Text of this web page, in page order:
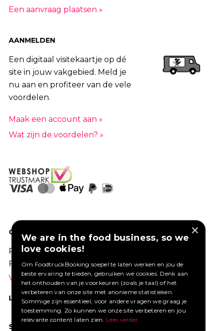
Een aanvraag plaatsen »
AANMELDEN
Een digitaal visitekaartje op dé
site in jouw vakgebied. Meld je
nu aan en profiteer van de vele
voordelen.
Maak een account aan »
Wat zijn de voordelen? »
GOED VERZEKERD ONDERNEMEN?
Profiteer van een aantrekkelijke premie via
Foodtruckbooking.
Vraag een offerte aan.
LIKE ONS OP FACEBOOK
SOCIAL MEDIA
×
We are in the food business, so we
love cookies!
Om FoodtruckBooking soepel te laten werken en jou de
beste ervaring te bieden, gebruiken we cookies. Denk aan
het onthouden van je voorkeuren (zoals je taal) of het
verbeteren van onze site met anonieme statistieken.
Sommige zijn essentieel, voor andere vragen we graag je
toestemming. Zo kunnen we onze site verbeteren en jou
relevante content laten zien. Lees verder